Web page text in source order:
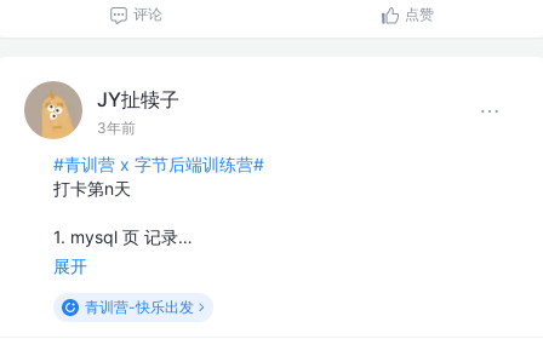
评论 点赞
JY扯犊子
3年前
#青训营 x 字节后端训练营#
打卡第n天
1. mysql 页 记录…
展开
青训营-快乐出发